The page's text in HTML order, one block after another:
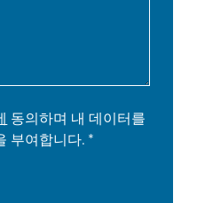
동의하며 내 데이터를
부여합니다.